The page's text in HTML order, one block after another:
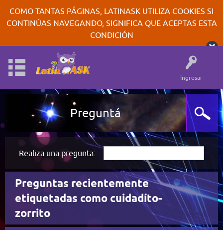
COMO TANTAS PÁGINAS, LATINASK UTILIZA COOKIES SI
CONTINÚAS NAVEGANDO, SIGNIFICA QUE ACEPTAS ESTA
CONDICIÓN
Ingresar
Preguntá
Realiza una pregunta:
Preguntas recientemente
etiquetadas como cuidadíto-
zorrito